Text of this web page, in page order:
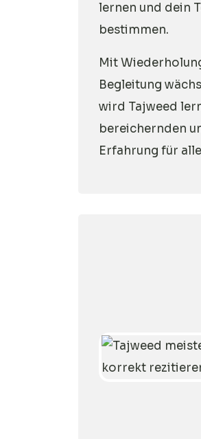
lernen und dein
bestimmen.
Mit
Begleitung
wird Tajweed
bereichernden
Erfahrung für